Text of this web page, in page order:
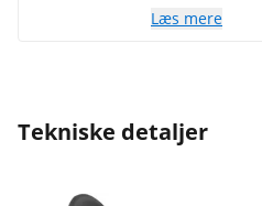
Læs mere
Tekniske detaljer